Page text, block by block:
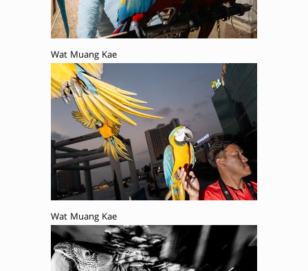
Wat Muang Kae
Wat Muang Kae